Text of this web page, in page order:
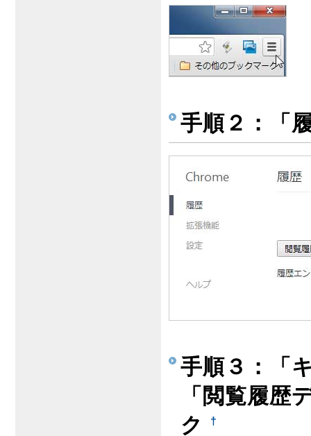
手順２：「
手順３：「
「閲覧履歴
ク
†